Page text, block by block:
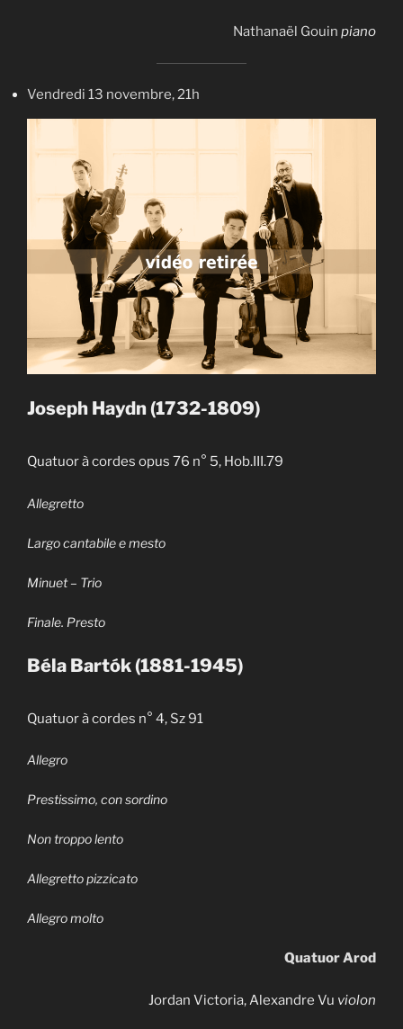
Nathanaël Gouin piano
Vendredi 13 novembre, 21h
Joseph Haydn (1732-1809)
Quatuor à cordes opus 76 n° 5, Hob.III.79
Allegretto
Largo cantabile e mesto
Minuet – Trio
Finale. Presto
Béla Bartók (1881-1945)
Quatuor à cordes n° 4, Sz 91
Allegro
Prestissimo, con sordino
Non troppo lento
Allegretto pizzicato
Allegro molto
Quatuor Arod
Jordan Victoria, Alexandre Vu violon